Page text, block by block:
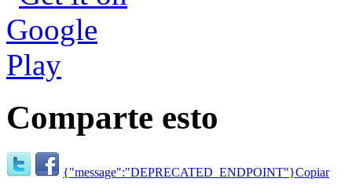
Comparte esto
{"message":"DEPRECATED_ENDPOINT"}Copiar